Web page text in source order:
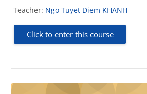
Teacher: Ngo Tuyet Diem KHANH
Click to enter this course